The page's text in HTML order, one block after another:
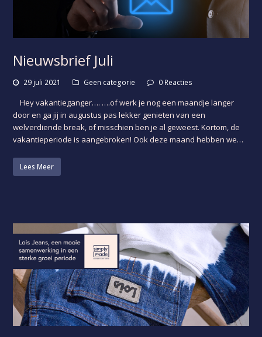
Nieuwsbrief Juli
29 juli 2021 Geen categorie 0 Reacties
Hey vakantieganger…. ….of werk je nog een maandje langer
door en ga jij in augustus pas lekker genieten van een
welverdiende break, of misschien ben je al geweest. Kortom, de
vakantieperiode is aangebroken! Ook deze maand hebben we…
Lees Meer